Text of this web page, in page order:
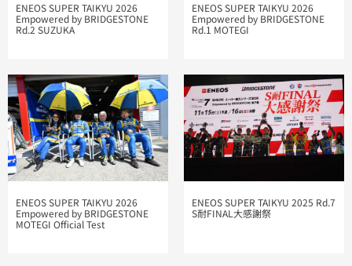
ENEOS SUPER TAIKYU 2026
Empowered by BRIDGESTONE
Rd.2 SUZUKA
ENEOS SUPER TAIKYU 2026
Empowered by BRIDGESTONE
Rd.1 MOTEGI
ENEOS SUPER TAIKYU 2026
Empowered by BRIDGESTONE
MOTEGI Official Test
ENEOS SUPER TAIKYU 2025 Rd.7
S耐FINAL大感謝祭